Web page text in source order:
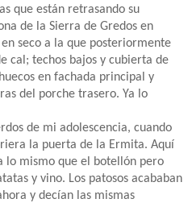
que están retrasando su
de la Sierra de Gredos en
seco a la que posteriormente
cal; techos bajos y cubierta de
en fachada principal y
del porche trasero. Ya lo
de mi adolescencia, cuando
la puerta de la Ermita. Aquí
lo mismo que el botellón pero
y vino. Los patosos acababan
y decían las mismas